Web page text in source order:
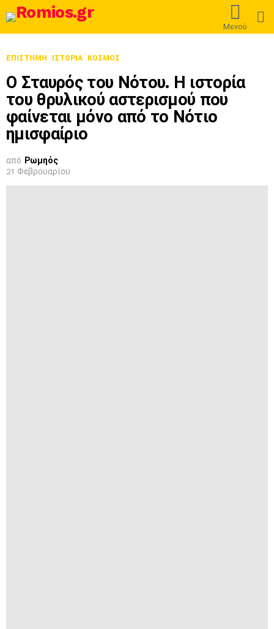
Μενού
ΕΠΙΣΤΉΜΗ ΙΣΤΟΡΊΑ ΚΌΣΜΟΣ
Ο Σταυρός του Νότου. Η ιστορία
του θρυλικού αστερισμού που
φαίνεται μόνο από το Νότιο
ημισφαίριο
από Ρωμηός
21 Φεβρουαρίου